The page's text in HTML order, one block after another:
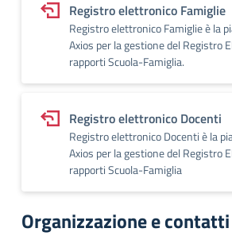
Registro elettronico Famiglie
Registro elettronico Famiglie è la
Axios per la gestione del Registro
rapporti Scuola-Famiglia.
Registro elettronico Docenti
Registro elettronico Docenti è la
Axios per la gestione del Registro
rapporti Scuola-Famiglia
Organizzazione e contatti